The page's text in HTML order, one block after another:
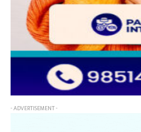
- ADVERTISEMENT -